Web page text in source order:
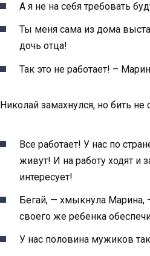
А я не на себя требовать
Ты меня сама из дома
дочь отца!
Так это не работает! –
Николай замахнулся, но бить не
Все работает! У нас по
живут! И на работу ходят и
интересует!
Бегай, — хмыкнула
своего же ребенка
У нас половина мужиков